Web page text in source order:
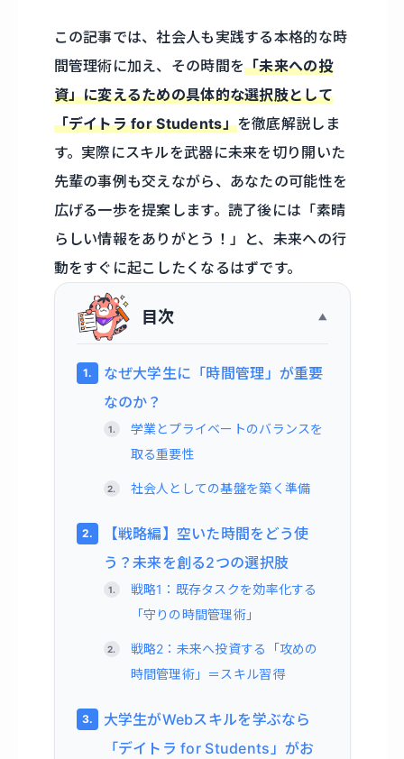
この記事では、社会人も実践する本格的な時
間管理術に加え、その時間を「未来への投
資」に変えるための具体的な選択肢として
「デイトラ for Students」を徹底解説しま
す。実際にスキルを武器に未来を切り開いた
先輩の事例も交えながら、あなたの可能性を
広げる一歩を提案します。読了後には「素晴
らしい情報をありがとう！」と、未来への行
動をすぐに起こしたくなるはずです。
目次
なぜ大学生に「時間管理」が重要
なのか？
学業とプライベートのバランスを
取る重要性
社会人としての基盤を築く準備
【戦略編】空いた時間をどう使
う？未来を創る2つの選択肢
戦略1：既存タスクを効率化する
「守りの時間管理術」
戦略2：未来へ投資する「攻めの
時間管理術」＝スキル習得
大学生がWebスキルを学ぶなら
「デイトラ for Students」がお